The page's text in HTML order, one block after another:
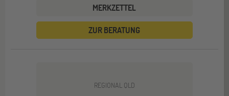
MERKZETTEL
ZUR BERATUNG
REGIONAL QLD